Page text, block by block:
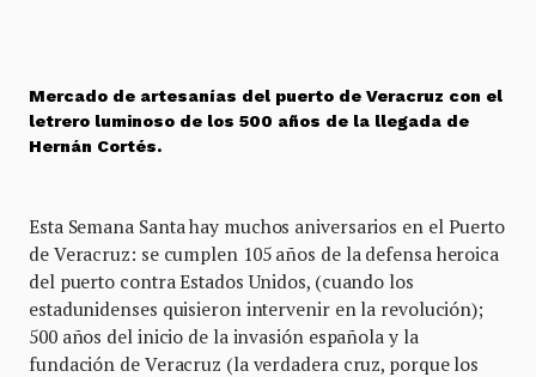
Mercado de artesanías del puerto de Veracruz con el
letrero luminoso de los 500 años de la llegada de
Hernán Cortés.
Esta Semana Santa hay muchos aniversarios en el Puerto
de Veracruz: se cumplen 105 años de la defensa heroica
del puerto contra Estados Unidos, (cuando los
estadunidenses quisieron intervenir en la revolución);
500 años del inicio de la invasión española y la
fundación de Veracruz (la verdadera cruz, porque los